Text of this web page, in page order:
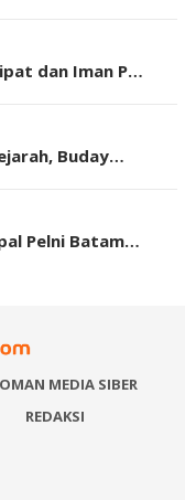
dan Iman P…
Buday…
Pelni Batam…
MEDIA SIBER
REDAKSI